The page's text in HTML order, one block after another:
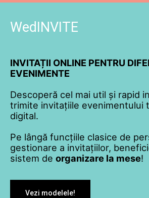
WedINVITE
INVITAȚII ONLINE PENTRU
EVENIMENTE
Descoperă cel mai util și rapid
trimite invitațiile evenimentului
digital.
Pe lângă funcțiile clasice de
gestionare a invitațiilor,
sistem de organizare la mese!
Vezi modelele!